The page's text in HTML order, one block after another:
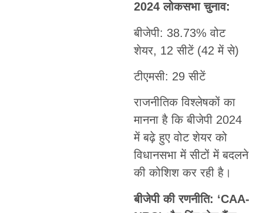
2024 लोकसभा चुनाव:
बीजेपी: 38.73% वोट
शेयर, 12 सीटें (42 में से)
टीएमसी: 29 सीटें
राजनीतिक विश्लेषकों का
मानना है कि बीजेपी 2024
में बढ़े हुए वोट शेयर को
विधानसभा में सीटों में बदलने
की कोशिश कर रही है।
बीजेपी की रणनीति: ‘CAA-